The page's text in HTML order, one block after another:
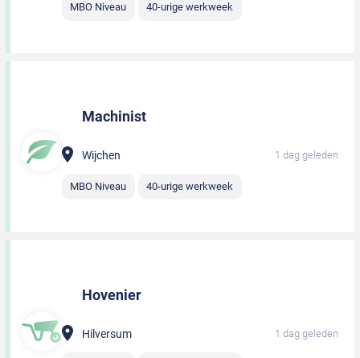
MBO Niveau 40-urige werkweek
Machinist
Wijchen 1 dag geleden
MBO Niveau 40-urige werkweek
Hovenier
Hilversum 1 dag geleden